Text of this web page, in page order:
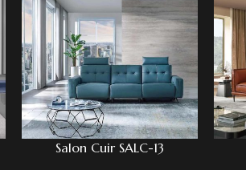
Salon Cuir SALC-13